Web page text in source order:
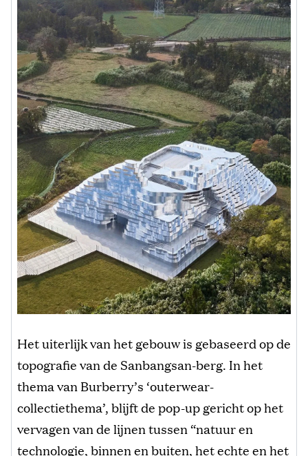
Het uiterlijk van het gebouw is gebaseerd op de
topografie van de Sanbangsan-berg. In het
thema van Burberry’s ‘outerwear-
collectiethema’, blijft de pop-up gericht op het
vervagen van de lijnen tussen “natuur en
technologie, binnen en buiten, het echte en het